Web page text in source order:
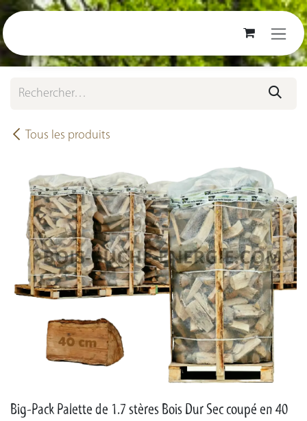
Se rendre au contenu
Tous les produits
Big-Pack Palette de 1.7 stères Bois Dur Sec coupé en 40